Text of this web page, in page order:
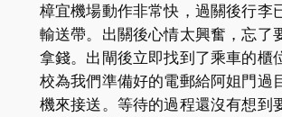
樟宜機場動作非常快，過關後行李
輸送帶。出關後心情太興奮，忘了
拿錢。出閘後立即找到了乘車的櫃
校為我們準備好的電郵給阿姐門過
機來接送。等待的過程還沒有想到